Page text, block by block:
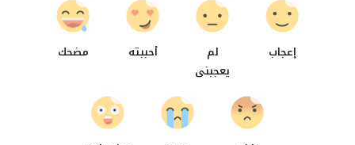
إعجاب
لم
يعجبنى
أحببته مضحك